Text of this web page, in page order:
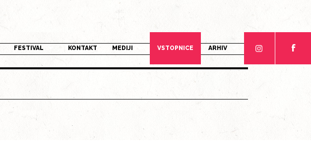
FESTIVAL KONTAKT MEDIJI VSTOPNICE ARHIV f